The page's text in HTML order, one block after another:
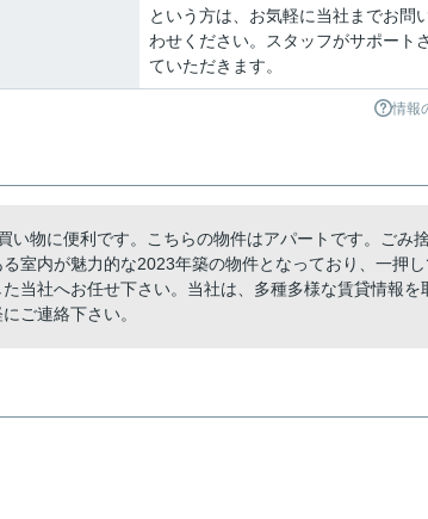
という方は、お気軽に当社までお問
わせください。スタッフがサポート
ていただきます。
情報
物に便利です。こちらの物件はアパートです。ごみ
室内が魅力的な2023年築の物件となっており、一押
当社へお任せ下さい。当社は、多種多様な賃貸情報を
ご連絡下さい。